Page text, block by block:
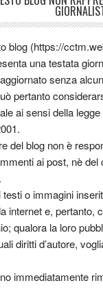
blog (https://
una testata
senza
pertanto
ai sensi della
del blog non è
ai post, nè del
testi o immagini
internet e, pertanto,
qualora la loro
diritti d’autore,
immediatamente